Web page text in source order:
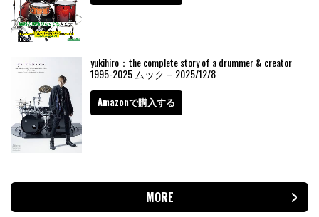
yukihiro：the complete story of a drummer & creator
1995-2025 ムック – 2025/12/8
Amazonで購入する
MORE